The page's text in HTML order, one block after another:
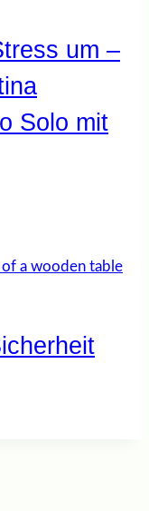
um –
Solo mit